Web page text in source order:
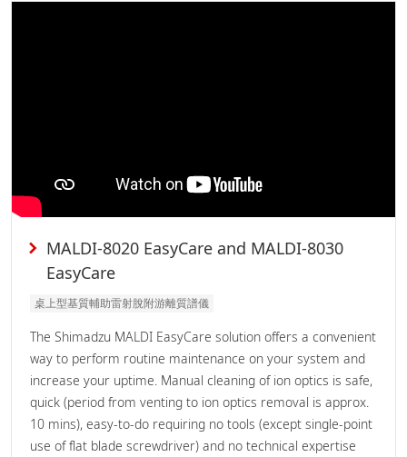
MALDI-8020 EasyCare and MALDI-8030
EasyCare
桌上型基質輔助雷射脫附游離質譜儀
The Shimadzu MALDI EasyCare solution offers a convenient
way to perform routine maintenance on your system and
increase your uptime. Manual cleaning of ion optics is safe,
quick (period from venting to ion optics removal is approx.
10 mins), easy-to-do requiring no tools (except single-point
use of flat blade screwdriver) and no technical expertise